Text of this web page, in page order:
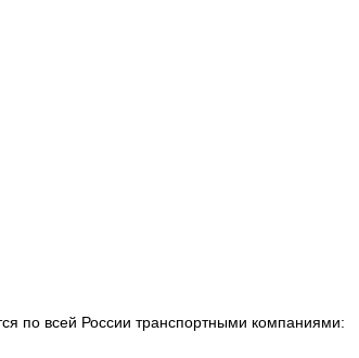
по всей России транспортными компаниями: